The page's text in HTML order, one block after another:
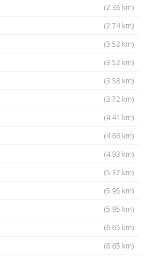
(2.36 km)
(2.74 km)
(3.52 km)
(3.52 km)
(3.58 km)
(3.72 km)
(4.41 km)
(4.66 km)
(4.93 km)
(5.37 km)
(5.95 km)
(5.95 km)
(6.65 km)
(6.65 km)